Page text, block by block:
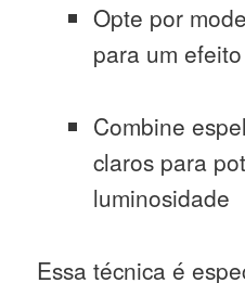
Opte por
para um
Combine
claros para
luminosidade
Essa técnica é